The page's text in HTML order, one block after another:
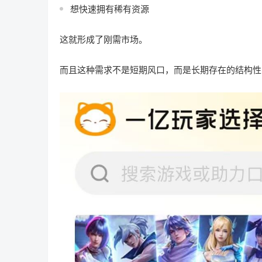
想快速拥有稀有资源
这就形成了刚需市场。
而且这种需求不是短期风口，而是长期存在的结构